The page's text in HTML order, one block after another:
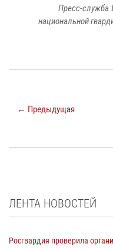
Пресс-служба
национальной
← Предыдущая
ЛЕНТА НОВОСТЕЙ
Росгвардия проверила